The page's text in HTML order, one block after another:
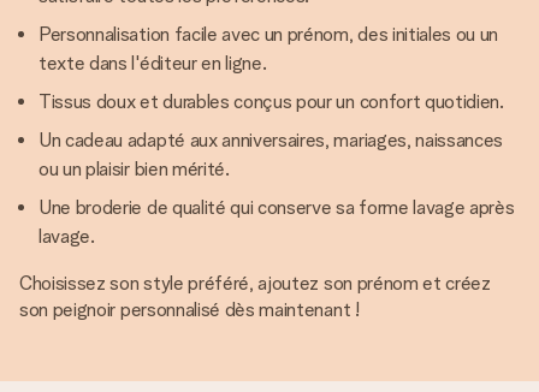
Personnalisation facile avec un prénom, des initiales ou un
texte dans l'éditeur en ligne.
Tissus doux et durables conçus pour un confort quotidien.
Un cadeau adapté aux anniversaires, mariages, naissances
ou un plaisir bien mérité.
Une broderie de qualité qui conserve sa forme lavage après
lavage.
Choisissez son style préféré, ajoutez son prénom et créez
son peignoir personnalisé dès maintenant !